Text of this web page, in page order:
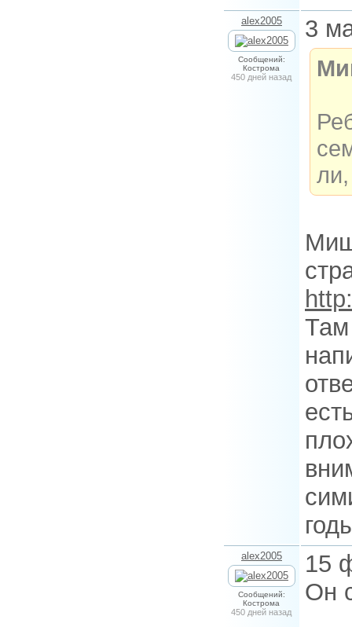
alex2005
Сообщений:
Кострома
450 дней назад
3
Там
alex2005
Сообщений:
Кострома
450 дней назад
15
Он